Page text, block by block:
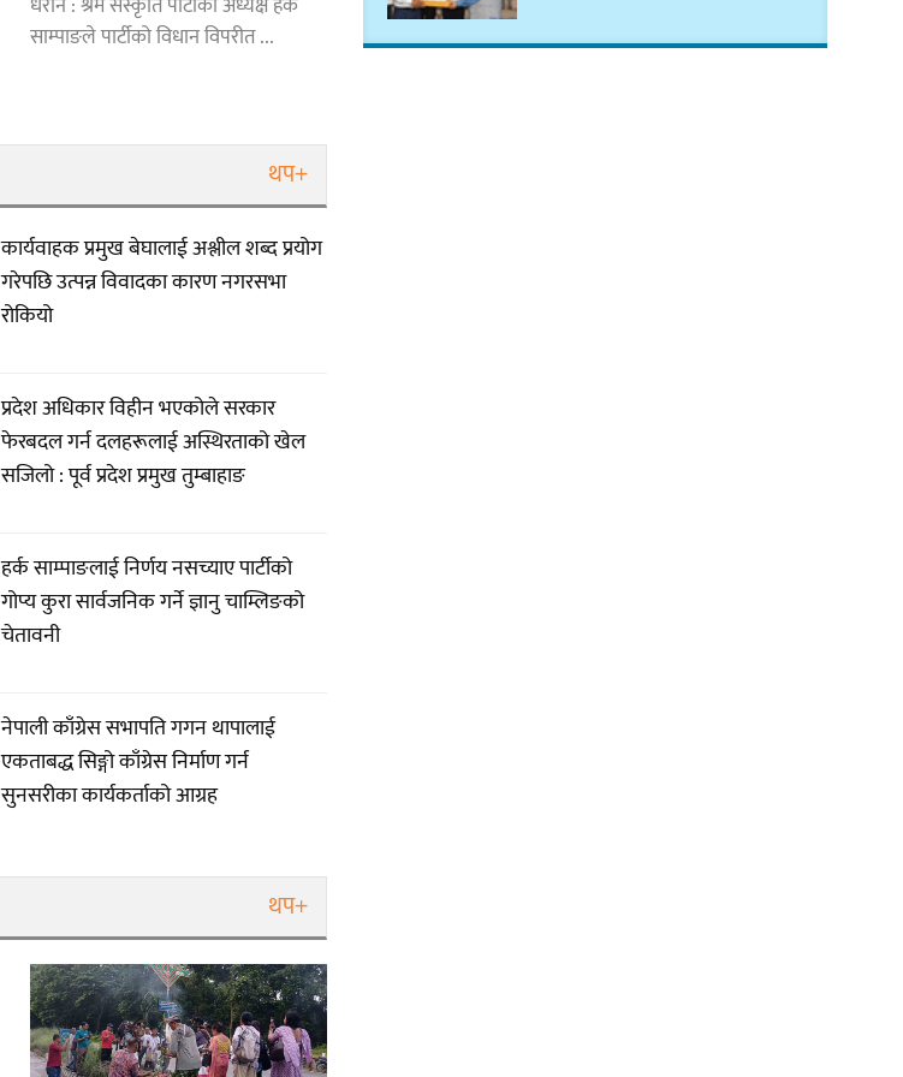
साम्पाङले पार्टीको विधान विपरीत ...
थप+
कार्यवाहक प्रमुख बेघालाई अश्लील शब्द प्रयोग
गरेपछि उत्पन्न विवादका कारण नगरसभा
रोकियो
प्रदेश अधिकार विहीन भएकोले सरकार
फेरबदल गर्न दलहरूलाई अस्थिरताको खेल
सजिलो : पूर्व प्रदेश प्रमुख तुम्बाहाङ
हर्क साम्पाङलाई निर्णय नसच्याए पार्टीको
गोप्य कुरा सार्वजनिक गर्ने ज्ञानु चाम्लिङको
चेतावनी
नेपाली काँग्रेस सभापति गगन थापालाई
एकताबद्ध सिङ्गो काँग्रेस निर्माण गर्न
सुनसरीका कार्यकर्ताको आग्रह
थप+